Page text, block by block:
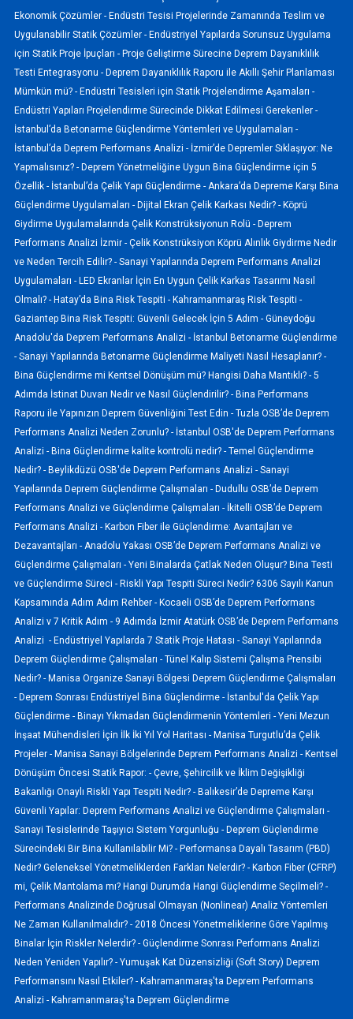
Ekonomik Çözümler - Endüstri Tesisi Projelerinde Zamanında Teslim ve
Uygulanabilir Statik Çözümler - Endüstriyel Yapılarda Sorunsuz Uygulama
için Statik Proje İpuçları - Proje Geliştirme Sürecine Deprem Dayanıklılık
Testi Entegrasyonu - Deprem Dayanıklılık Raporu ile Akıllı Şehir Planlaması
Mümkün mü? - Endüstri Tesisleri için Statik Projelendirme Aşamaları -
Endüstri Yapıları Projelendirme Sürecinde Dikkat Edilmesi Gerekenler -
İstanbul’da Betonarme Güçlendirme Yöntemleri ve Uygulamaları -
İstanbul’da Deprem Performans Analizi - İzmir’de Depremler Sıklaşıyor: Ne
Yapmalısınız? - Deprem Yönetmeliğine Uygun Bina Güçlendirme için 5
Özellik - İstanbul’da Çelik Yapı Güçlendirme - Ankara’da Depreme Karşı Bina
Güçlendirme Uygulamaları - Dijital Ekran Çelik Karkası Nedir? - Köprü
Giydirme Uygulamalarında Çelik Konstrüksiyonun Rolü - Deprem
Performans Analizi İzmir - Çelik Konstrüksiyon Köprü Alınlık Giydirme Nedir
ve Neden Tercih Edilir? - Sanayi Yapılarında Deprem Performans Analizi
Uygulamaları - LED Ekranlar İçin En Uygun Çelik Karkas Tasarımı Nasıl
Olmalı? - Hatay’da Bina Risk Tespiti - Kahramanmaraş Risk Tespiti -
Gaziantep Bina Risk Tespiti: Güvenli Gelecek İçin 5 Adım - Güneydoğu
Anadolu'da Deprem Performans Analizi - İstanbul Betonarme Güçlendirme
- Sanayi Yapılarında Betonarme Güçlendirme Maliyeti Nasıl Hesaplanır? -
Bina Güçlendirme mi Kentsel Dönüşüm mü? Hangisi Daha Mantıklı? - 5
Adımda İstinat Duvarı Nedir ve Nasıl Güçlendirilir? - Bina Performans
Raporu ile Yapınızın Deprem Güvenliğini Test Edin - Tuzla OSB’de Deprem
Performans Analizi Neden Zorunlu? - İstanbul OSB'de Deprem Performans
Analizi - Bina Güçlendirme kalite kontrolü nedir? - Temel Güçlendirme
Nedir? - Beylikdüzü OSB'de Deprem Performans Analizi - Sanayi
Yapılarında Deprem Güçlendirme Çalışmaları - Dudullu OSB’de Deprem
Performans Analizi ve Güçlendirme Çalışmaları - İkitelli OSB’de Deprem
Performans Analizi - Karbon Fiber ile Güçlendirme: Avantajları ve
Dezavantajları - Anadolu Yakası OSB’de Deprem Performans Analizi ve
Güçlendirme Çalışmaları - Yeni Binalarda Çatlak Neden Oluşur? Bina Testi
ve Güçlendirme Süreci - Riskli Yapı Tespiti Süreci Nedir? 6306 Sayılı Kanun
Kapsamında Adım Adım Rehber - Kocaeli OSB’de Deprem Performans
Analizi v 7 Kritik Adım - 9 Adımda İzmir Atatürk OSB’de Deprem Performans
Analizi - Endüstriyel Yapılarda 7 Statik Proje Hatası - Sanayi Yapılarında
Deprem Güçlendirme Çalışmaları - Tünel Kalıp Sistemi Çalışma Prensibi
Nedir? - Manisa Organize Sanayi Bölgesi Deprem Güçlendirme Çalışmaları
- Deprem Sonrası Endüstriyel Bina Güçlendirme - İstanbul'da Çelik Yapı
Güçlendirme - Binayı Yıkmadan Güçlendirmenin Yöntemleri - Yeni Mezun
İnşaat Mühendisleri İçin İlk İki Yıl Yol Haritası - Manisa Turgutlu’da Çelik
Projeler - Manisa Sanayi Bölgelerinde Deprem Performans Analizi - Kentsel
Dönüşüm Öncesi Statik Rapor: - Çevre, Şehircilik ve İklim Değişikliği
Bakanlığı Onaylı Riskli Yapı Tespiti Nedir? - Balıkesir’de Depreme Karşı
Güvenli Yapılar: Deprem Performans Analizi ve Güçlendirme Çalışmaları -
Sanayi Tesislerinde Taşıyıcı Sistem Yorgunluğu - Deprem Güçlendirme
Sürecindeki Bir Bina Kullanılabilir Mi? - Performansa Dayalı Tasarım (PBD)
Nedir? Geleneksel Yönetmeliklerden Farkları Nelerdir? - Karbon Fiber (CFRP)
mi, Çelik Mantolama mı? Hangi Durumda Hangi Güçlendirme Seçilmeli? -
Performans Analizinde Doğrusal Olmayan (Nonlinear) Analiz Yöntemleri
Ne Zaman Kullanılmalıdır? - 2018 Öncesi Yönetmeliklerine Göre Yapılmış
Binalar İçin Riskler Nelerdir? - Güçlendirme Sonrası Performans Analizi
Neden Yeniden Yapılır? - Yumuşak Kat Düzensizliği (Soft Story) Deprem
Performansını Nasıl Etkiler? - Kahramanmaraş'ta Deprem Performans
Analizi - Kahramanmaraş'ta Deprem Güçlendirme